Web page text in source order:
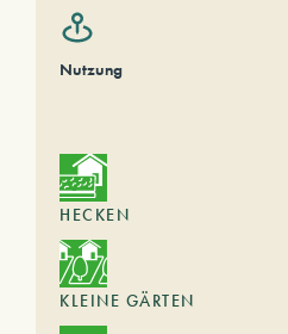
Nutzung
HECKEN
KLEINE GÄRTEN